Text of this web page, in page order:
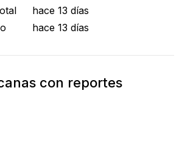
hace 13 días
hace 13 días
con reportes